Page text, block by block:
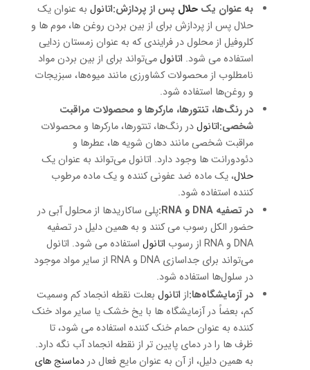
به عنوان یک حلال پس از پردازش:اتانول به عنوان یک
حلال پس از پردازش برای از بین بردن روغن ها، موم ها و
کلروفیل از محلول در فرایندی که به عنوان زمستان زدایی
استفاده می شود. اتانولمی‌تواند برای از بین بردن مواد
نامطلوب از محصولات کشاورزی مانند میوه‌ها، سبزیجات
و روغن‌ها استفاده شود.
در رنگ‌ها، تنتورها، مارکرها و محصولات مراقبت
شخصی:اتانولدر رنگ‌ها، تنتورها، مارکرها و محصولات
مراقبت شخصی مانند دهان شویه ها، عطرها و
دئودورانت ها وجود دارد. اتانول می‌تواند به عنوان یک
حلال، یک ماده ضد عفونی کننده و یک ماده مرطوب
کننده استفاده شود.
در تصفیه DNA و RNA:
پلی ساکاریدها از محلول آبی در
حضور الکل رسوب می کنند و به همین دلیل در تصفیه
DNA و RNA از رسوب
اتانول استفاده می شود. اتانول
می‌تواند برای جداسازی DNA و RNA از سایر مواد موجود
در سلول‌ها استفاده شود.
در آزمایشگاه‌ها:از اتانول بعلت نقطه انجماد کم وسمیت
کم، بعضاً در آزمایشگاه ها با یخ خشک یا سایر مواد خنک
کننده به عنوان حمام خنک کننده استفاده می شود، تا
ظرف ها را در دمای پایین تر از نقطه انجماد آب نگه دارد.
به همین دلیل، از آن به عنوان مایع فعال در دماسنج های